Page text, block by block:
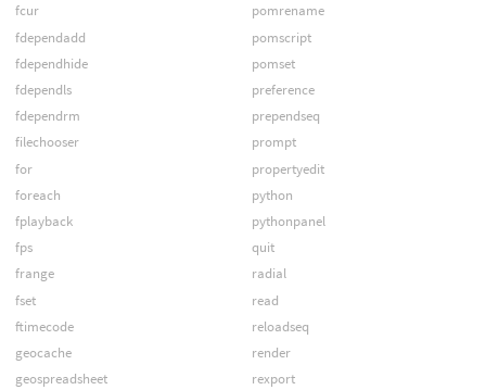
fcur
fdependadd
fdependhide
fdependls
fdependrm
filechooser
for
foreach
fplayback
fps
frange
fset
ftimecode
geocache
geospreadsheet
pomrename
pomscript
pomset
preference
prependseq
prompt
propertyedit
python
pythonpanel
quit
radial
read
reloadseq
render
rexport